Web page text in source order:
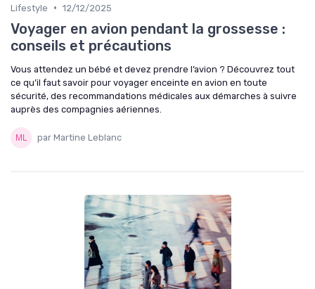
Lifestyle • 12/12/2025
Voyager en avion pendant la grossesse :
conseils et précautions
Vous attendez un bébé et devez prendre l’avion ? Découvrez tout
ce qu’il faut savoir pour voyager enceinte en avion en toute
sécurité, des recommandations médicales aux démarches à suivre
auprès des compagnies aériennes.
par Martine Leblanc